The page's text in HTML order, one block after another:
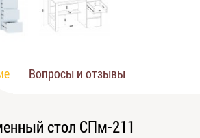
Вопросы и отзывы
стол СПм-211